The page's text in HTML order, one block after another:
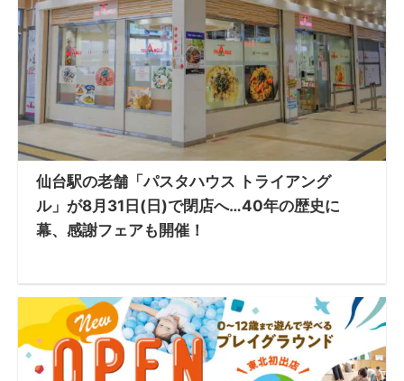
仙台駅の老舗「パスタハウス トライアング
ル」が8月31日(日)で閉店へ…40年の歴史に
幕、感謝フェアも開催！